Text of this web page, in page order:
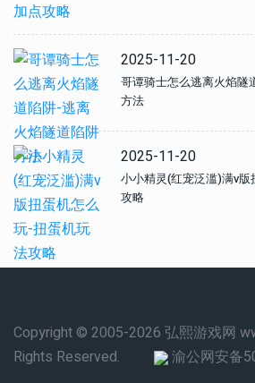
2025-11-20
哥谭骑士怎么逃离火焰隧
方法
2025-11-20
小小精灵(红宠泛滥)满v
攻略
Copyright © 2005-2026 弘熙游戏网
Rights Reserved.
渝公网安备